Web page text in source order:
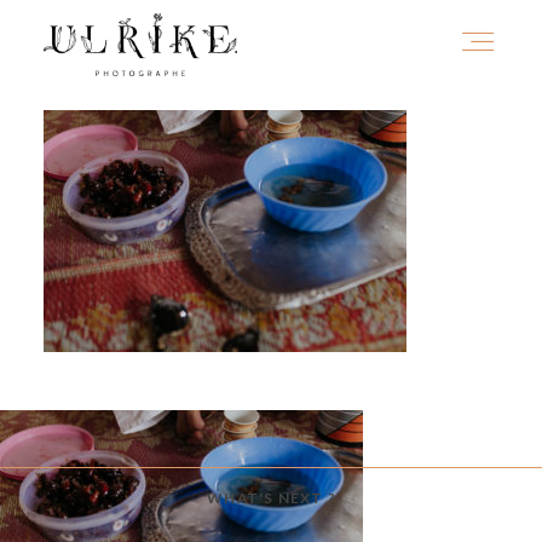
WHAT'S NEXT ?
HOME
A PROPOS
PORTFOLIO
INFOS
JOURNAL